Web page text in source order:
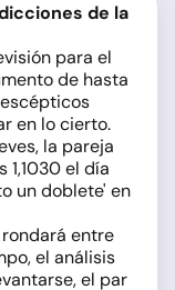
de la
para el
de hasta
escépticos
en lo cierto.
la pareja
1,1030 el día
un doblete' en
rondará entre
el análisis
el par